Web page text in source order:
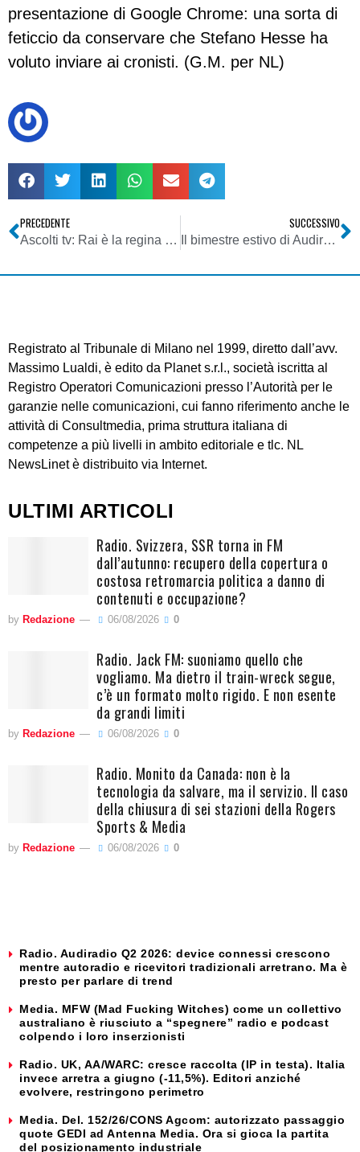
presentazione di Google Chrome: una sorta di
feticcio da conservare che Stefano Hesse ha
voluto inviare ai cronisti. (G.M. per NL)
PRECEDENTE
Ascolti tv: Rai è la regina del prime time
SUCCESSIVO
Il bimestre estivo di Audiradio premia i grandi successi e segna difficoltà gravi per Deejay
Registrato al Tribunale di Milano nel 1999, diretto dall’avv.
Massimo Lualdi, è edito da Planet s.r.l., società iscritta al
Registro Operatori Comunicazioni presso l’Autorità per le
garanzie nelle comunicazioni, cui fanno riferimento anche le
attività di Consultmedia, prima struttura italiana di
competenze a più livelli in ambito editoriale e tlc. NL
NewsLinet è distribuito via Internet.
ULTIMI ARTICOLI
Radio. Svizzera, SSR torna in FM
dall’autunno: recupero della copertura o
costosa retromarcia politica a danno di
contenuti e occupazione?
by Redazione 06/08/2026 0
Radio. Jack FM: suoniamo quello che
vogliamo. Ma dietro il train-wreck segue,
c’è un formato molto rigido. E non esente
da grandi limiti
by Redazione 06/08/2026 0
Radio. Monito da Canada: non è la
tecnologia da salvare, ma il servizio. Il caso
della chiusura di sei stazioni della Rogers
Sports & Media
by Redazione 06/08/2026 0
Radio. Audiradio Q2 2026: device connessi crescono
mentre autoradio e ricevitori tradizionali arretrano. Ma è
presto per parlare di trend
Media. MFW (Mad Fucking Witches) come un collettivo
australiano è riusciuto a “spegnere” radio e podcast
colpendo i loro inserzionisti
Radio. UK, AA/WARC: cresce raccolta (IP in testa). Italia
invece arretra a giugno (-11,5%). Editori anziché
evolvere, restringono perimetro
Media. Del. 152/26/CONS Agcom: autorizzato passaggio
quote GEDI ad Antenna Media. Ora si gioca la partita
del posizionamento industriale